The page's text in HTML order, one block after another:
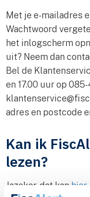
Met je e-mailadres
Wachtwoord
het inlogscherm
uit? Neem dan
Bel de
en 17.00 uur op
adres en postcode
Kan ik
lezen?
Jazeker, dat kan hier